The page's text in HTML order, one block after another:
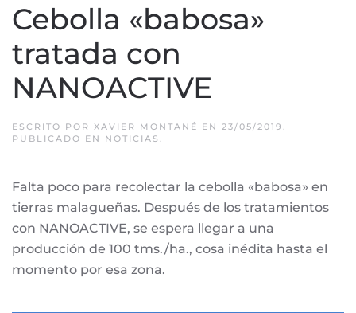
Cebolla «babosa»
tratada con
NANOACTIVE
ESCRITO POR XAVIER MONTANÉ EN 23/05/2019
PUBLICADO EN NOTICIAS
Falta poco para recolectar la cebolla «babosa» en
tierras malagueñas. Después de los tratamientos
con NANOACTIVE, se espera llegar a una
producción de 100 tms./ha., cosa inédita hasta el
momento por esa zona.